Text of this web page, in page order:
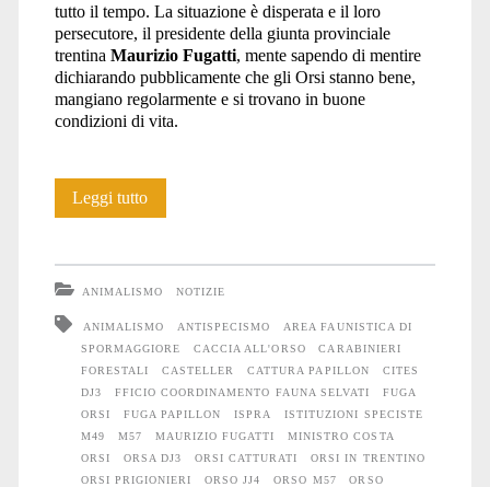
tutto il tempo. La situazione è disperata e il loro
persecutore, il presidente della giunta provinciale
trentina Maurizio Fugatti, mente sapendo di mentire
dichiarando pubblicamente che gli Orsi stanno bene,
mangiano regolarmente e si trovano in buone
condizioni di vita.
Leggi tuttoDJ3,
l’inferno
del
Casteller
ANIMALISMO NOTIZIE
ANIMALISMO ANTISPECISMO
AREA FAUNISTICA DI
SPORMAGGIORE
CACCIA ALL'ORSO
CARABINIERI
FORESTALI
CASTELLER CATTURA PAPILLON
CITES
DJ3
FFICIO COORDINAMENTO FAUNA SELVATI
FUGA
ORSI
FUGA PAPILLON ISPRA
ISTITUZIONI SPECISTE
M49
M57 MAURIZIO FUGATTI
MINISTRO COSTA
ORSI
ORSA DJ3 ORSI CATTURATI
ORSI IN TRENTINO
ORSI PRIGIONIERI
ORSO JJ4 ORSO M57
ORSO